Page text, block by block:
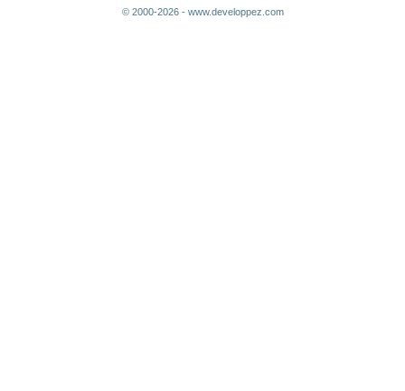
© 2000-2026 - www.developpez.com